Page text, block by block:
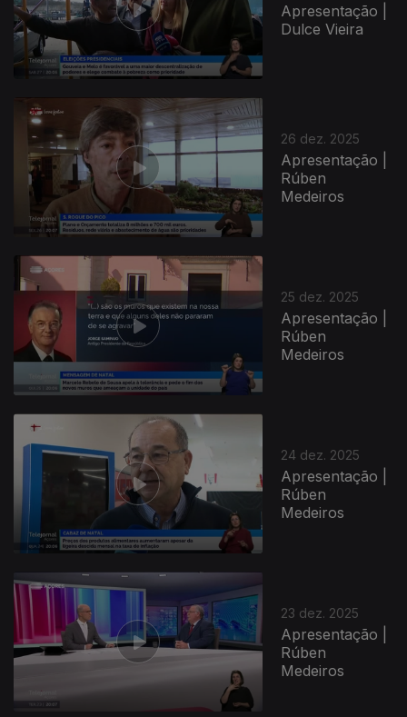
Apresentação |
Dulce Vieira
26 dez. 2025
Apresentação |
Rúben
Medeiros
25 dez. 2025
Apresentação |
Rúben
Medeiros
24 dez. 2025
Apresentação |
Rúben
Medeiros
23 dez. 2025
Apresentação |
Rúben
Medeiros